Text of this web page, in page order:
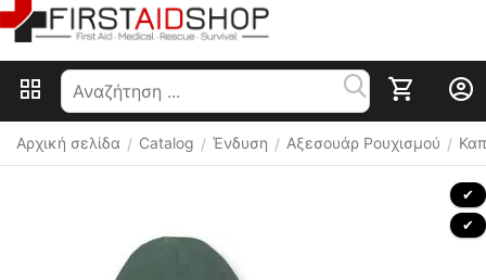
Αρχική σελίδα / Catalog / Ένδυση / Αξεσουάρ Ρουχισμού /
✔
✔